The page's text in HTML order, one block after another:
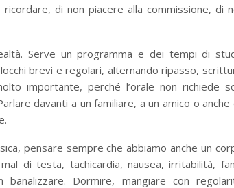
di non piacere alla commissione, di
Serve un programma e dei tempi di
brevi e regolari, alternando ripasso,
importante, perché l’orale non richiede
davanti a un familiare, a un amico o anche
pensare sempre che abbiamo anche un
di testa, tachicardia, nausea, irritabilità,
Dormire, mangiare con